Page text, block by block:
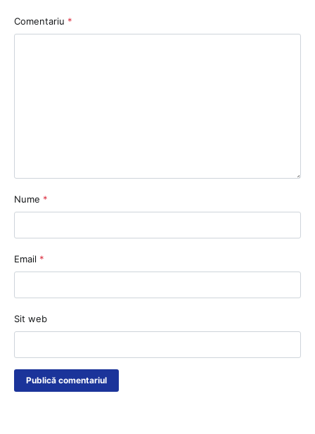
Comentariu *
Nume *
Email *
Sit web